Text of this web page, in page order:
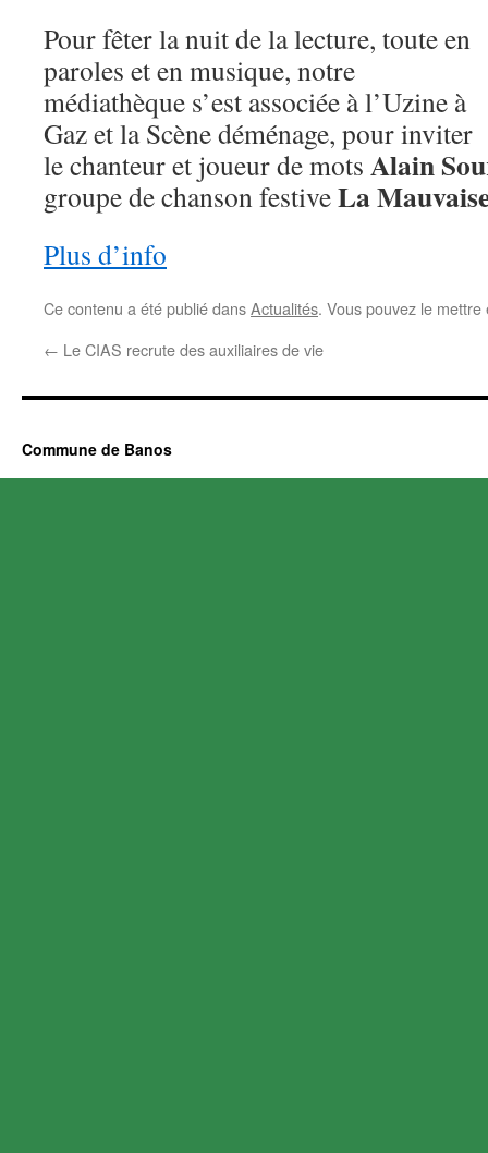
Pour fêter la nuit de la lecture, toute en
paroles et en musique, notre
médiathèque s’est associée à l’Uzine à
Gaz et la Scène déménage, pour inviter
le chanteur et joueur de mots Alain
groupe de chanson festiveLa
Plus d’info
Ce contenu a été publié dansActualités. Vous pouvez le
← Le CIAS recrute des auxiliaires de vie
Commune de Banos